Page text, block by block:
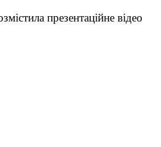
презентаційне відео